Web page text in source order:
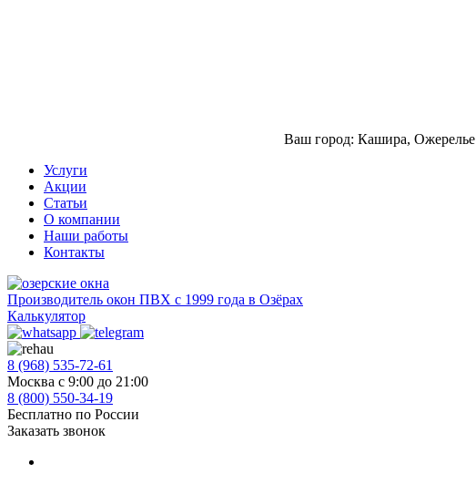
Ваш город: Кашира, Ожерелье
Услуги
Акции
Статьи
О компании
Наши работы
Контакты
Производитель окон ПВХ с 1999 года в Озёрах
Калькулятор
8 (968) 535-72-61
Москва с 9:00 до 21:00
8 (800) 550-34-19
Бесплатно по России
Заказать звонок